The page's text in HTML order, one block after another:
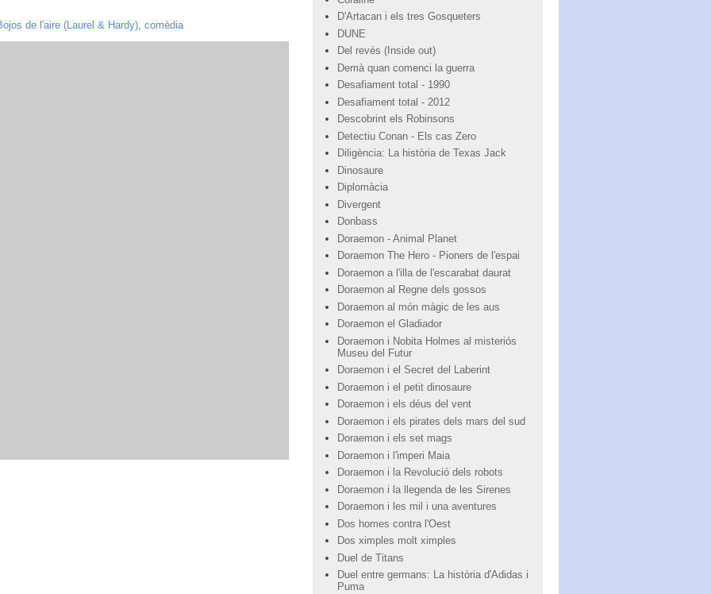
de l'aire (Laurel & Hardy), comèdia
D'Artacan i els tres Gosqueters
DUNE
Del revés (Inside out)
Demà quan comenci la guerra
Desafiament total - 1990
Desafiament total - 2012
Descobrint els Robinsons
Detectiu Conan - Els cas Zero
Diligència: La història de Texas Jack
Dinosaure
Diplomàcia
Divergent
Donbass
Doraemon - Animal Planet
Doraemon The Hero - Pioners de l'espai
Doraemon a l'illa de l'escarabat daurat
Doraemon al Regne dels gossos
Doraemon al món màgic de les aus
Doraemon el Gladiador
Doraemon i Nobita Holmes al misteriós
Museu del Futur
Doraemon i el Secret del Laberint
Doraemon i el petit dinosaure
Doraemon i els déus del vent
Doraemon i els pirates dels mars del sud
Doraemon i els set mags
Doraemon i l'imperi Maia
Doraemon i la Revolució dels robots
Doraemon i la llegenda de les Sirenes
Doraemon i les mil i una aventures
Dos homes contra l'Oest
Dos ximples molt ximples
Duel de Titans
Duel entre germans: La història d'Adidas i
Puma